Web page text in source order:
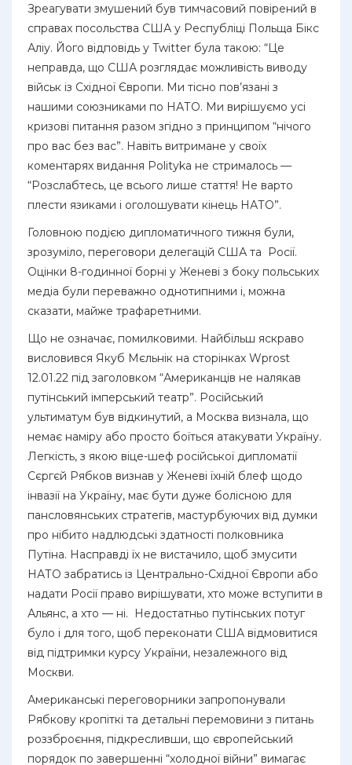
Зреагувати змушений був тимчасовий повірений в
справах посольства США у Республіці Польща Бікс
Аліу. Його відповідь у Twitter була такою: “Це
неправда, що США розглядає можливість виводу
військ із Східної Європи. Ми тісно пов’язані з
нашими союзниками по НАТО. Ми вирішуємо усі
кризові питання разом згідно з принципом “нічого
про вас без вас”. Навіть витримане у своїх
коментарях видання Polityka не стрималось —
“Розслабтесь, це всього лише стаття! Не варто
плести язиками і оголошувати кінець НАТО”.
Головною подією дипломатичного тижня були,
зрозуміло, переговори делегацій США та Росії.
Оцінки 8-годинної борні у Женеві з боку польських
медіа були переважно однотипними і, можна
сказати, майже трафаретними.
Що не означає, помилковими. Найбільш яскраво
висловився Якуб Мєльнік на сторінках Wprost
12.01.22 під заголовком “Американців не налякав
путінський імперський театр”. Російський
ультиматум був відкинутий, а Москва визнала, що
немає наміру або просто боїться атакувати Україну.
Легкість, з якою віце-шеф російської дипломатії
Сєргєй Рябков визнав у Женеві їхній блеф щодо
інвазії на Україну, має бути дуже болісною для
пансловянських стратегів, мастурбуючих від думки
про нібито надлюдські здатності полковника
Путіна. Насправді їх не вистачило, щоб змусити
НАТО забратись із Центрально-Східної Європи або
надати Росії право вирішувати, хто може вступити в
Альянс, а хто — ні. Недостатньо путінських потуг
було і для того, щоб переконати США відмовитися
від підтримки курсу України, незалежного від
Москви.
Американські переговорники запропонували
Рябкову кропіткі та детальні перемовини з питань
роззброєння, підкресливши, що європейський
порядок по завершенні “холодної війни” вимагає